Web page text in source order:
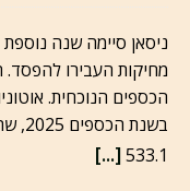
ניסאן סיימה שנה
מחיקות העבירו
533.1
[...]